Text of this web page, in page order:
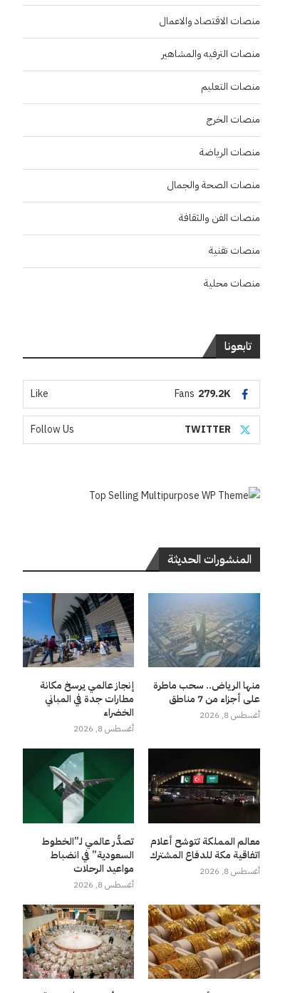
منصات الاقتصاد والاعمال
منصات الترفيه والمشاهير
منصات التعليم
منصات الخرج
منصات الرياضة
منصات الصحة والجمال
منصات الفن والثقافة
منصات تقنية
منصات محلية
تابعونا
279.2K
Fans
Like
TWITTER
Follow Us
المنشورات الحديثة
منها الرياض.. سحب ماطرة
على أجزاء من 7 مناطق
أغسطس 8, 2026
إنجاز عالمي يرسخ مكانة
مطارات جدة في المباني
الخضراء
أغسطس 8, 2026
معالم المملكة تتوشح أعلام
اتفاقية مكة للدفاع المشترك
أغسطس 8, 2026
تصدُّر عالمي لـ”الخطوط
السعودية” في انضباط
مواعيد الرحلات
أغسطس 8, 2026